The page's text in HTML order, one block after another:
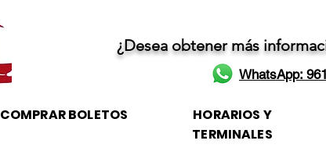
¿Desea obtener más
WhatsApp:
COMPRAR BOLETOS
HORARIOS Y
TERMINALES